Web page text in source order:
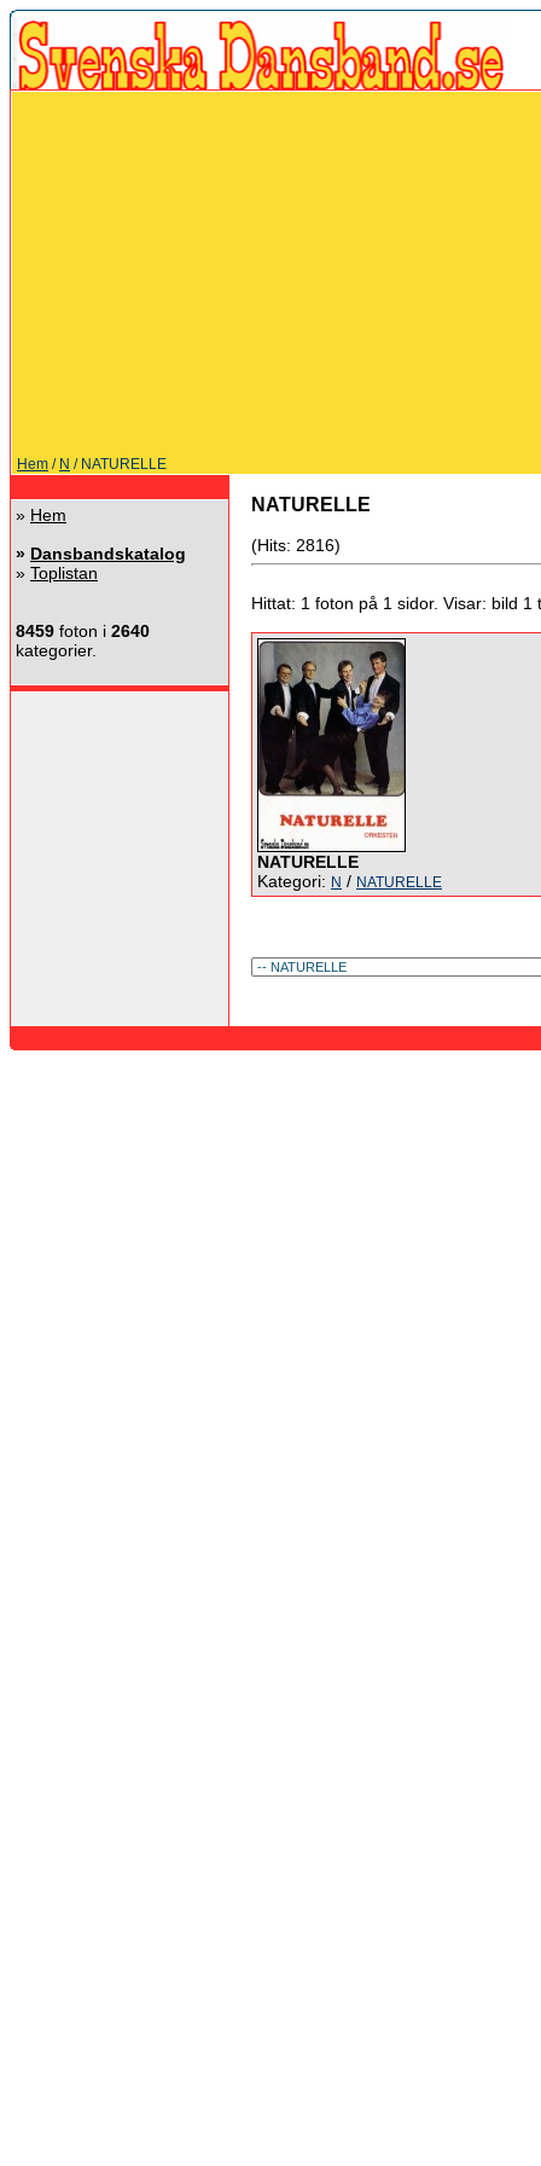
Hem / N / NATURELLE
» Hem
» Dansbandskatalog
» Toplistan
8459 foton i 2640
kategorier.
NATURELLE
(Hits: 2816)
Hittat: 1 foton på 1 sidor. Visar: bild 1
NATURELLE
Kategori: N / NATURELLE